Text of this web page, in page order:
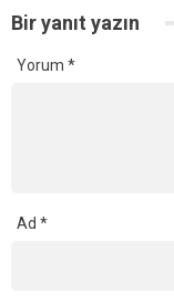
Bir yanıt yazın
Yorum *
Ad *